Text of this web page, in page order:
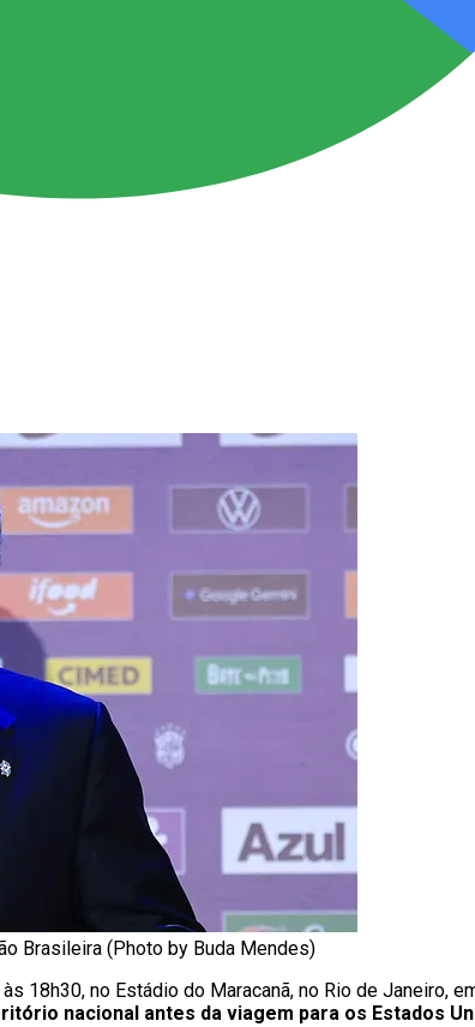
Brasileira (Photo by Buda Mendes)
às 18h30, no Estádio do Maracanã, no Rio de Janeiro,
nacional antes da viagem para os Estados